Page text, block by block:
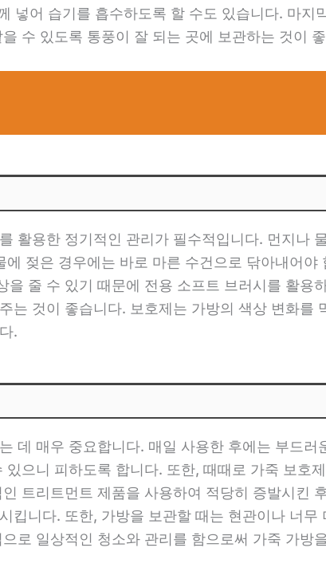
넣어 습기를 흡수하도록 할 수도 있습니다. 마지
수 있도록 통풍이 잘 되는 곳에 보관하는 것이
활용한 정기적인 관리가 필수적입니다. 먼지나
젖은 경우에는 바로 마른 수건으로 닦아내어
줄 수 있기 때문에 전용 소프트 브러시를 활용
는 것이 좋습니다. 보호제는 가방의 색상 변화를
.
데 매우 중요합니다. 매일 사용한 후에는 부드러
으니 피하도록 합니다. 또한, 때때로 가죽 보호
트리트먼트 제품을 사용하여 적당히 증발시킨
킵니다. 또한, 가방을 보관할 때는 현관이나 너무
로 일상적인 청소와 관리를 함으로써 가죽 가방